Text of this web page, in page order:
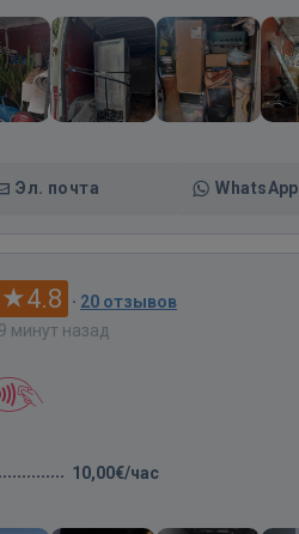
Эл. почта WhatsApp
4.8 · 20 отзывов
минут назад
10,00€/час